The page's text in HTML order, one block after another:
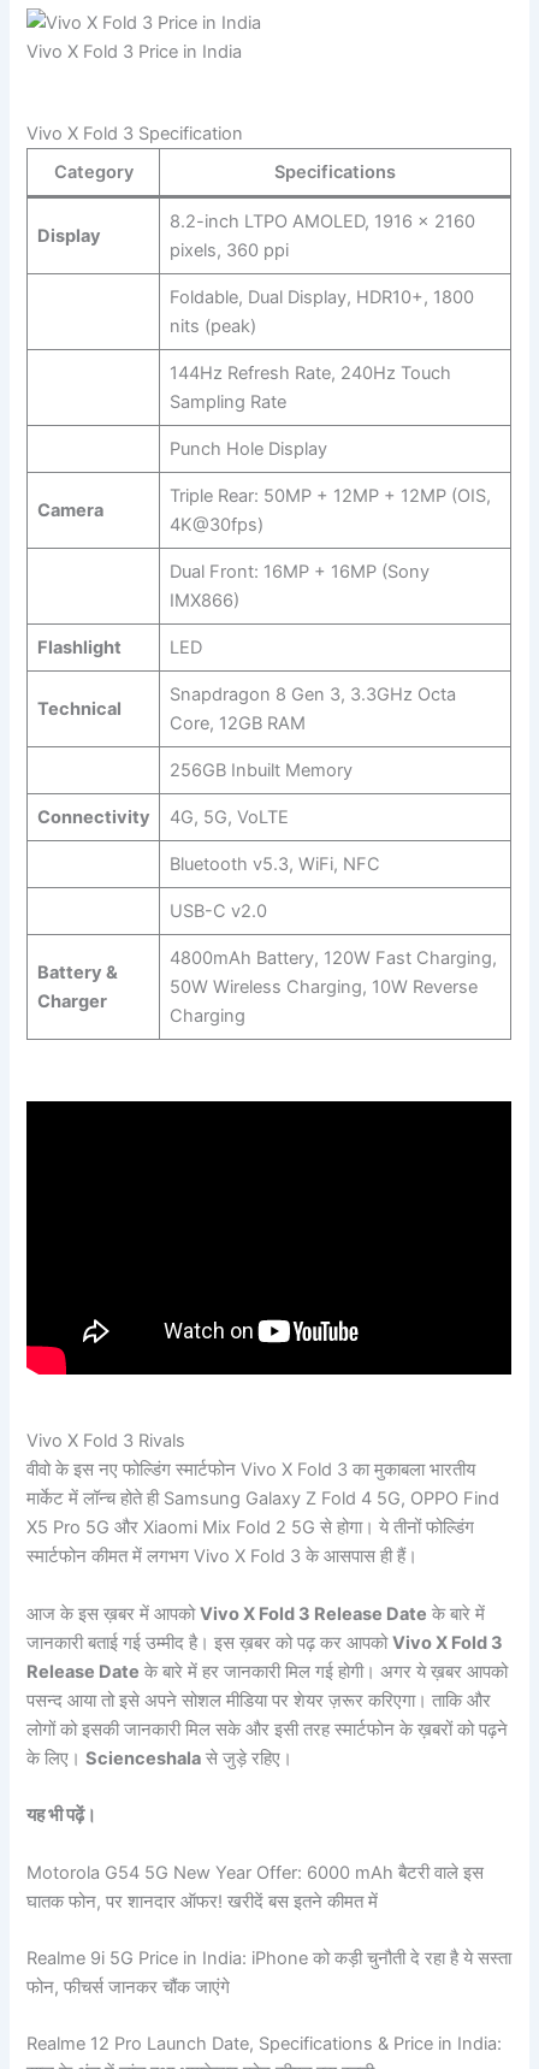
Vivo X Fold 3 Price in India
Vivo X Fold 3 Specification
Category
Specifications
Display
8.2-inch LTPO AMOLED, 1916 x 2160
pixels, 360 ppi
Foldable, Dual Display, HDR10+, 1800
nits (peak)
144Hz Refresh Rate, 240Hz Touch
Sampling Rate
Punch Hole Display
Camera
Triple Rear: 50MP + 12MP + 12MP (OIS,
4K@30fps)
Dual Front: 16MP + 16MP (Sony
IMX866)
Flashlight LED
Technical
Snapdragon 8 Gen 3, 3.3GHz Octa
Core, 12GB RAM
256GB Inbuilt Memory
Connectivity 4G, 5G, VoLTE
Bluetooth v5.3, WiFi, NFC
USB-C v2.0
Battery &
Charger
4800mAh Battery, 120W Fast Charging,
50W Wireless Charging, 10W Reverse
Charging
Vivo X Fold 3 Rivals
वीवो के इस नए फोल्डिंग स्मार्टफोन Vivo X Fold 3 का मुकाबला भारतीय
मार्केट में लॉन्च होते ही Samsung Galaxy Z Fold 4 5G, OPPO Find
X5 Pro 5G और Xiaomi Mix Fold 2 5G से होगा। ये तीनों फोल्डिंग
स्मार्टफोन कीमत में लगभग Vivo X Fold 3 के आसपास ही हैं।
आज के इस ख़बर में आपकोVivo X Fold 3 Release Date के बारे में
जानकारी बताई गई उम्मीद है। इस ख़बर को पढ़ कर आपकोVivo X Fold 3
Release Date के बारे में हर जानकारी मिल गई होगी। अगर ये ख़बर आपको
पसन्द आया तो इसे अपने सोशल मीडिया पर शेयर ज़रूर करिएगा। ताकि और
लोगों को इसकी जानकारी मिल सके और इसी तरह स्मार्टफोन के ख़बरों को पढ़ने
के लिए।Scienceshala से जुड़े रहिए।
यह भी पढ़ें।
Motorola G54 5G New Year Offer: 6000 mAh बैटरी वाले इस
घातक फोन, पर शानदार ऑफर! खरीदें बस इतने कीमत में
Realme 9i 5G Price in India: iPhone को कड़ी चुनौती दे रहा है ये सस्ता
फोन, फीचर्स जानकर चौंक जाएंगे
Realme 12 Pro Launch Date, Specifications & Price in India: